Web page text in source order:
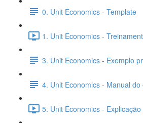
0. Unit Economics - Template
1. Unit Economics -
3. Unit Economics - Exemplo
4. Unit Economics - Manual do
5. Unit Economics -